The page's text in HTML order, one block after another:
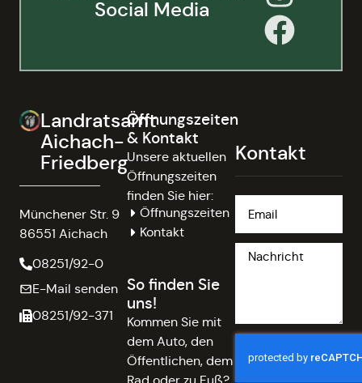
Social Media
Landratsamt
Aichach-
Friedberg
Münchener Str. 9
86551 Aichach
08251/92-0
E-Mail senden
08251/92-371
Öffnungszeiten
& Kontakt
Unsere aktuellen
Öffnungszeiten
finden Sie hier:
Öffnungszeiten
Kontakt
So finden Sie
uns!
Kommen Sie mit
dem Auto, den
Öffentlichen, dem
Kontakt